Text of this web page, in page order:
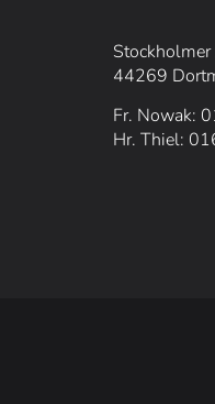
44269
Fr. Nowak:
Hr. Thiel: